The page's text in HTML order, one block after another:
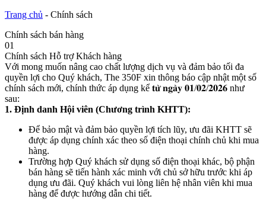
Trang chủ - Chính sách
Chính sách bán hàng
01
Chính sách Hỗ trợ Khách hàng
Với mong muốn nâng cao chất lượng dịch vụ và đảm bảo tối đa
quyền lợi cho Quý khách, The 350F xin thông báo cập nhật một số
chính sách mới, chính thức áp dụng kể 𝐭𝐮̛̀ 𝐧𝐠𝐚̀𝐲 𝟎𝟏/𝟎𝟐/𝟐𝟎𝟐𝟔 như
sau:
1. Định danh Hội viên (Chương trình KHTT):
Để bảo mật và đảm bảo quyền lợi tích lũy, ưu đãi KHTT sẽ
được áp dụng chính xác theo số điện thoại chính chủ khi mua
hàng.
Trường hợp Quý khách sử dụng số điện thoại khác, bộ phận
bán hàng sẽ tiến hành xác minh với chủ sở hữu trước khi áp
dụng ưu đãi. Quý khách vui lòng liên hệ nhân viên khi mua
hàng để được hướng dẫn chi tiết.